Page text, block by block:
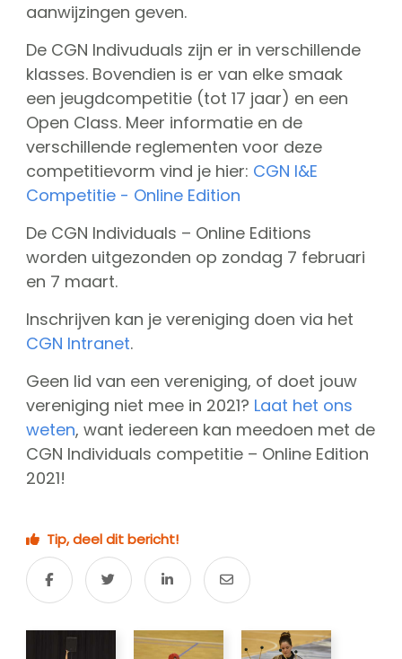
aanwijzingen geven.
De CGN Indivuduals zijn er in verschillende
klasses. Bovendien is er van elke smaak
een jeugdcompetitie (tot 17 jaar) en een
Open Class. Meer informatie en de
verschillende reglementen voor deze
competitievorm vind je hier: CGN I&E
Competitie - Online Edition
De CGN Individuals – Online Editions
worden uitgezonden op zondag 7 februari
en 7 maart.
Inschrijven kan je vereniging doen via het
CGN Intranet.
Geen lid van een vereniging, of doet jouw
vereniging niet mee in 2021? Laat het ons
weten, want iedereen kan meedoen met de
CGN Individuals competitie – Online Edition
2021!
Tip, deel dit bericht!